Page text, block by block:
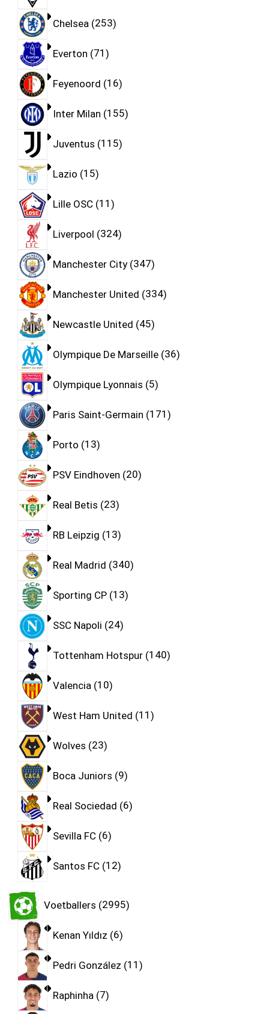
Chelsea 253
Everton 71
Feyenoord 16
Inter Milan 155
Juventus 115
Lazio 15
Lille OSC 11
Liverpool 324
Manchester City 347
Manchester United 334
Newcastle United 45
Olympique De Marseille 36
Olympique Lyonnais 5
Paris Saint-Germain 171
Porto 13
PSV Eindhoven 20
Real Betis 23
RB Leipzig 13
Real Madrid 340
Sporting CP 13
SSC Napoli 24
Tottenham Hotspur 140
Valencia 10
West Ham United 11
Wolves 23
Boca Juniors 9
Real Sociedad 6
Sevilla FC 6
Santos FC 12
Voetballers 2995
Kenan Yıldız 6
Pedri González 11
Raphinha 7